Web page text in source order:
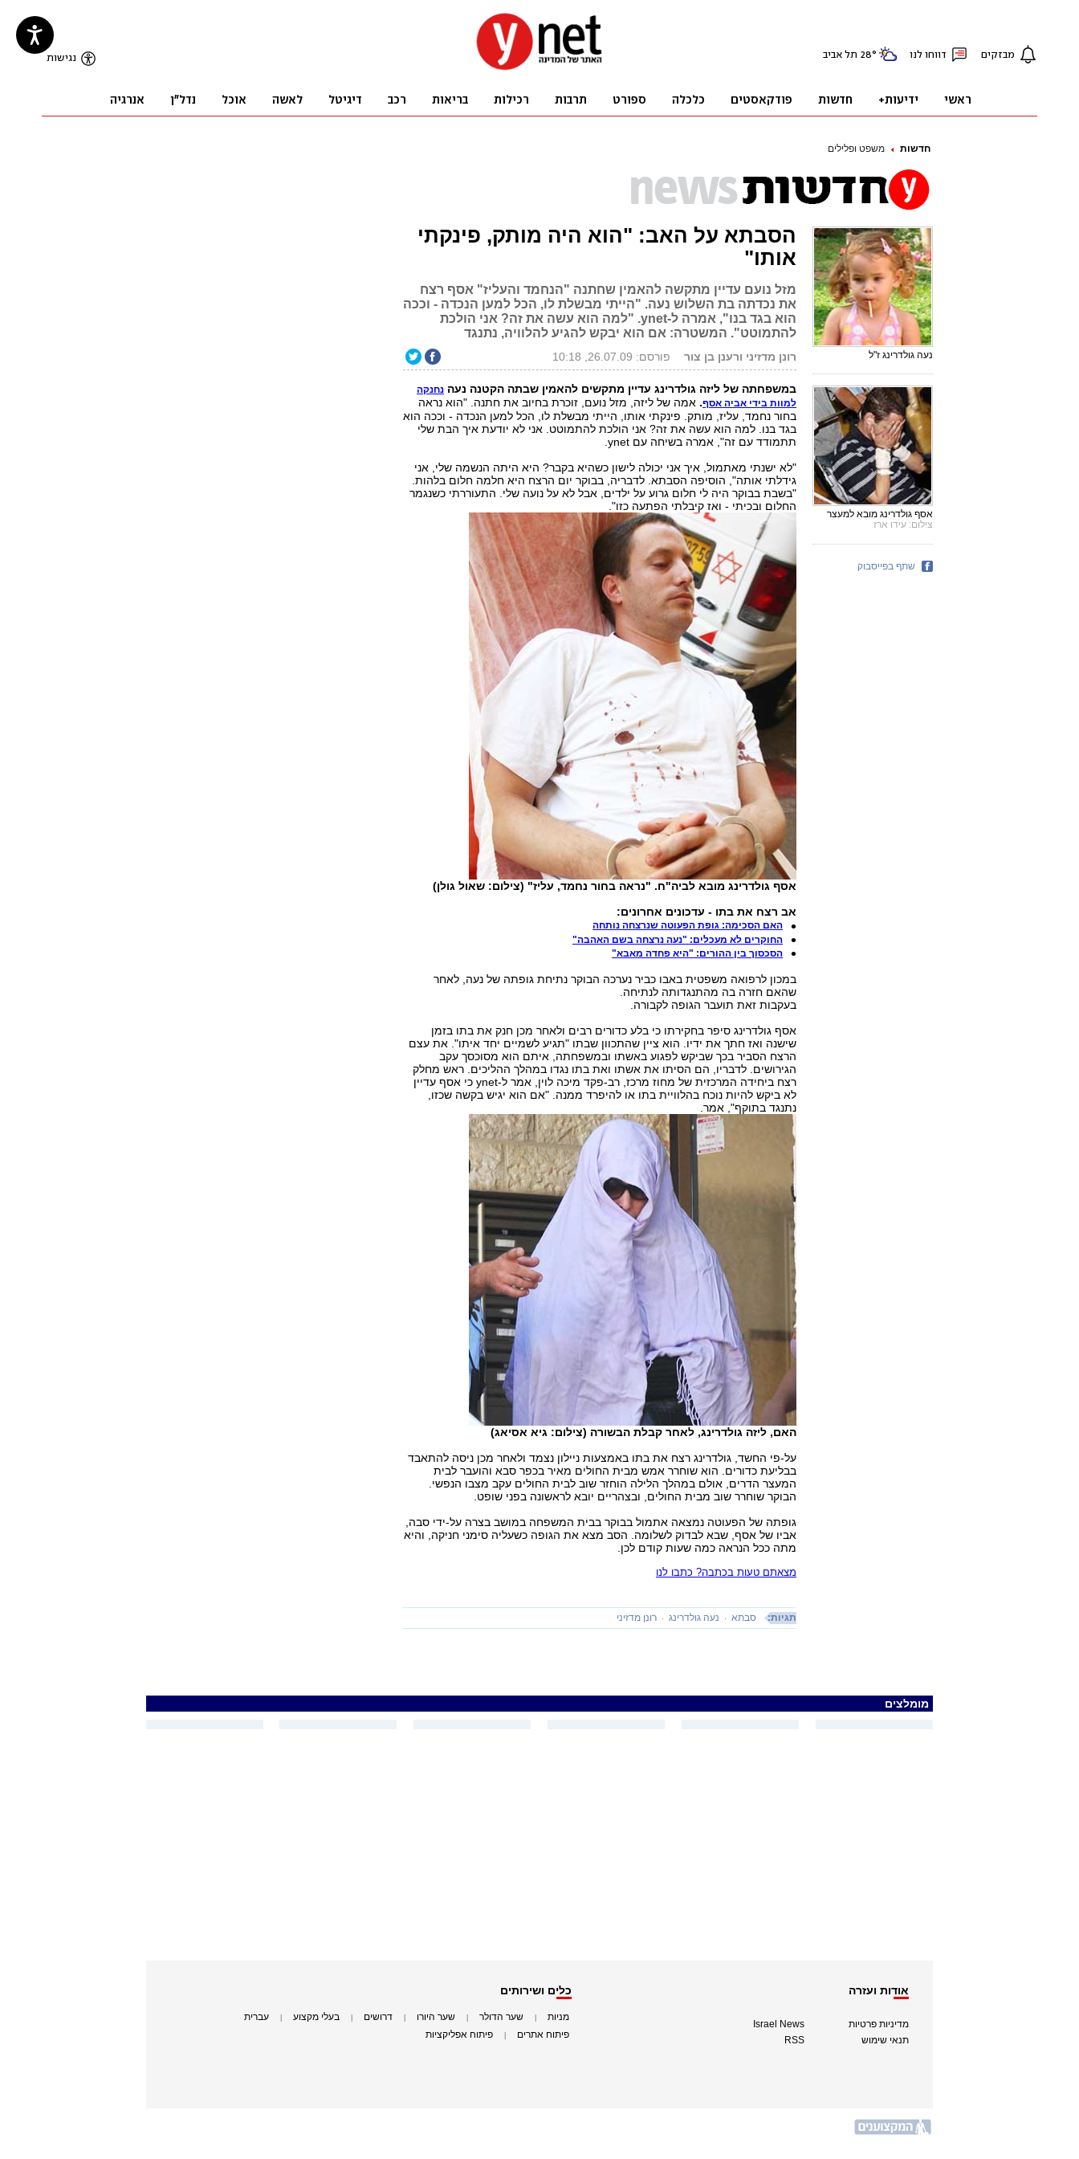
חדשות משפט ופלילים
הסבתא על האב: "הוא היה מותק, פינקתי
אותו"
מזל נועם עדיין מתקשה להאמין שחתנה "הנחמד והעליז" אסף רצח
את נכדתה בת השלוש נעה. "הייתי מבשלת לו, הכל למען הנכדה - וככה
הוא בגד בנו", אמרה ל-ynet. "למה הוא עשה את זה? אני הולכת
להתמוטט". המשטרה: אם הוא יבקש להגיע להלוויה, נתנגד
רונן מדזיני ורענן בן צור פורסם: 26.07.09, 10:18
במשפחתה של ליזה גולדרינג עדיין מתקשים להאמין שבתה הקטנה נעה נחנקה
למוות בידי אביה אסף. אמה של ליזה, מזל נועם, זוכרת בחיוב את חתנה. "הוא נראה
בחור נחמד, עליז, מותק. פינקתי אותו, הייתי מבשלת לו, הכל למען הנכדה - וככה הוא
בגד בנו. למה הוא עשה את זה? אני הולכת להתמוטט. אני לא יודעת איך הבת שלי
תתמודד עם זה", אמרה בשיחה עם ynet.
"לא ישנתי מאתמול, איך אני יכולה לישון כשהיא בקבר? היא היתה הנשמה שלי, אני
גידלתי אותה", הוסיפה הסבתא. לדבריה, בבוקר יום הרצח היא חלמה חלום בלהות.
"בשבת בבוקר היה לי חלום גרוע על ילדים, אבל לא על נועה שלי. התעוררתי כשנגמר
החלום ובכיתי - ואז קיבלתי הפתעה כזו".
אסף גולדרינג מובא לביה"ח. "נראה בחור נחמד, עליז" (צילום: שאול גולן)
אב רצח את בתו - עדכונים אחרונים:
האם הסכימה: גופת הפעוטה שנרצחה נותחה
החוקרים לא מעכלים: "נעה נרצחה בשם האהבה"
הסכסוך בין ההורים: "היא פחדה מאבא"
במכון לרפואה משפטית באבו כביר נערכה הבוקר נתיחת גופתה של נעה, לאחר
שהאם חזרה בה מהתנגדותה לנתיחה.
בעקבות זאת תועבר הגופה לקבורה.
אסף גולדרינג סיפר בחקירתו כי בלע כדורים רבים ולאחר מכן חנק את בתו בזמן
שישנה ואז חתך את ידיו. הוא ציין שהתכוון שבתו "תגיע לשמיים יחד איתו". את עצם
הרצח הסביר בכך שביקש לפגוע באשתו ובמשפחתה, איתם הוא מסוכסך עקב
הגירושים. לדבריו, הם הסיתו את אשתו ואת בתו נגדו במהלך ההליכים. ראש מחלק
רצח ביחידה המרכזית של מחוז מרכז, רב-פקד מיכה לוין, אמר ל-ynet כי אסף עדיין
לא ביקש להיות נוכח בהלוויית בתו או להיפרד ממנה. "אם הוא יגיש בקשה שכזו,
נתנגד בתוקף", אמר.
האם, ליזה גולדרינג, לאחר קבלת הבשורה (צילום: גיא אסיאג)
על-פי החשד, גולדרינג רצח את בתו באמצעות ניילון נצמד ולאחר מכן ניסה להתאבד
בבליעת כדורים. הוא שוחרר אמש מבית החולים מאיר בכפר סבא והועבר לבית
המעצר הדרים, אולם במהלך הלילה הוחזר שוב לבית החולים עקב מצבו הנפשי.
הבוקר שוחרר שוב מבית החולים, ובצהריים יובא לראשונה בפני שופט.
גופתה של הפעוטה נמצאה אתמול בבוקר בבית המשפחה במושב בצרה על-ידי סבה,
אביו של אסף, שבא לבדוק לשלומה. הסב מצא את הגופה כשעליה סימני חניקה, והיא
מתה ככל הנראה כמה שעות קודם לכן.
מצאתם טעות בכתבה? כתבו לנו
תגיות: סבתא נעה גולדרינג רונן מדזיני
נעה גולדרינג ז"ל
אסף גולדרינג מובא למעצר
צילום: עידו ארז
שתף בפייסבוק
מומלצים
אודות ועזרה
מדיניות פרטיות
תנאי שימוש
Israel News
RSS
כלים ושירותים
מניות שער הדולר שער היורו דרושים בעלי מקצוע עברית
פיתוח אתרים פיתוח אפליקציות